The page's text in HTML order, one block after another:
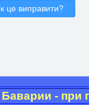
- при